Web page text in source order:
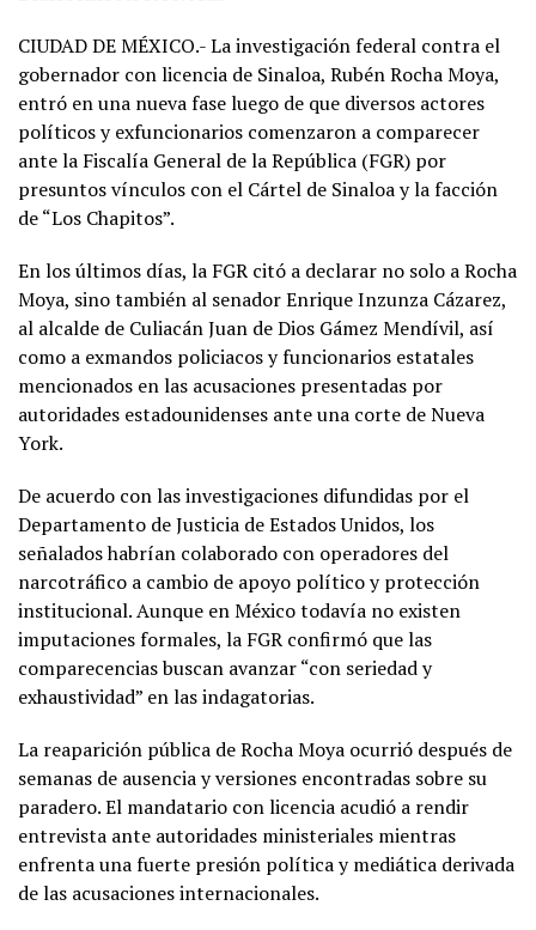
CIUDAD DE MÉXICO.- La investigación federal contra el
gobernador con licencia de Sinaloa, Rubén Rocha Moya,
entró en una nueva fase luego de que diversos actores
políticos y exfuncionarios comenzaron a comparecer
ante la Fiscalía General de la República (FGR) por
presuntos vínculos con el Cártel de Sinaloa y la facción
de “Los Chapitos”.
En los últimos días, la FGR citó a declarar no solo a Rocha
Moya, sino también al senadorEnrique Inzunza Cázarez,
al alcalde de CuliacánJuan de Dios Gámez Mendívil, así
como a exmandos policiacos y funcionarios estatales
mencionados en las acusaciones presentadas por
autoridades estadounidenses ante una corte de Nueva
York.
De acuerdo con las investigaciones difundidas por el
Departamento de Justicia de Estados Unidos, los
señalados habrían colaborado con operadores del
narcotráfico a cambio de apoyo político y protección
institucional. Aunque en México todavía no existen
imputaciones formales, la FGR confirmó que las
comparecencias buscan avanzar “con seriedad y
exhaustividad” en las indagatorias.
La reaparición pública de Rocha Moya ocurrió después de
semanas de ausencia y versiones encontradas sobre su
paradero. El mandatario con licencia acudió a rendir
entrevista ante autoridades ministeriales mientras
enfrenta una fuerte presión política y mediática derivada
de las acusaciones internacionales.